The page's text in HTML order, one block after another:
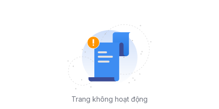
Trang không hoạt động